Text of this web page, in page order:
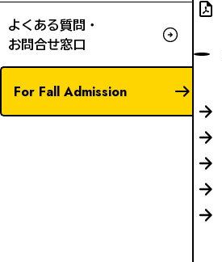
よくある質問・
お問合せ窓口
For Fall Admission